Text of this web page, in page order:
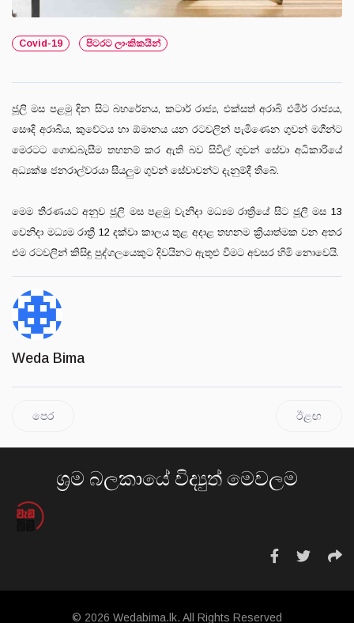
Covid-19 පිටරට ලාංකිකයින්
ජූලි මස පළමු දින සිට බහරේනය, කටාර් රාජ්‍ය, එක්සත් අරාබි එමීර් රාජ්‍යය,
සෞදි අරාබිය, කුවේටය හා ඕමානය යන රටවලින් පැමිණෙන ගුවන් මගීන්ට
මෙරටට ගොඩබැසීම තහනම් කර ඇති බව සිවිල් ගුවන් සේවා අධිකාරියේ
අධ්‍යක්ෂ ජනරාල්වරයා සියලුම ගුවන් සේවාවන්ට දැනුම්දී තිබේ.
මෙම තීරණයට අනුව ජූලි මස පළමු වැනිදා මධ්‍යම රාත්‍රියේ සිට ජූලි මස 13
වෙනිදා මධ්‍යම රාත්‍රී 12 දක්වා කාලය තුළ අදාළ තහනම ක්‍රියාත්මක වන අතර
එම රටවලින් කිසිඳු පුද්ගලයෙකුට දිවයිනට ඇතුළු වීමට අවසර හිමි නොවෙයි.
Weda Bima
පෙර ඊළඟ
ශ්‍රම බලකායේ විද්‍යුත් මෙවලම
© 2026 Wedabima.lk. All Rights Reserved